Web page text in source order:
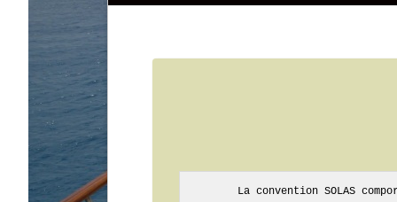
La convention SOLAS